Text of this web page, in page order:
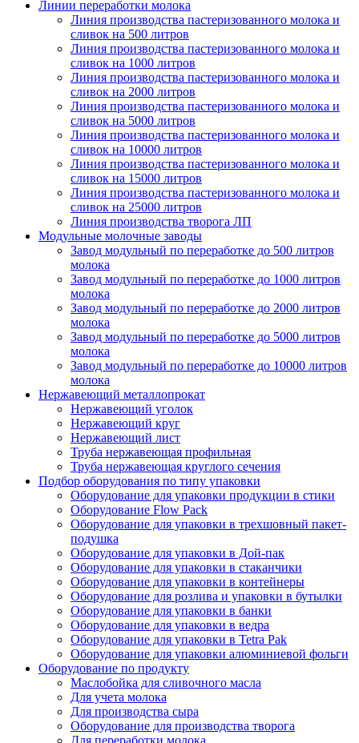
Линии переработки молока
Линия производства пастеризованного молока и
сливок на 500 литров
Линия производства пастеризованного молока и
сливок на 1000 литров
Линия производства пастеризованного молока и
сливок на 2000 литров
Линия производства пастеризованного молока и
сливок на 5000 литров
Линия производства пастеризованного молока и
сливок на 10000 литров
Линия производства пастеризованного молока и
сливок на 15000 литров
Линия производства пастеризованного молока и
сливок на 25000 литров
Линия производства творога ЛП
Модульные молочные заводы
Завод модульный по переработке до 500 литров
молока
Завод модульный по переработке до 1000 литров
молока
Завод модульный по переработке до 2000 литров
молока
Завод модульный по переработке до 5000 литров
молока
Завод модульный по переработке до 10000 литров
молока
Нержавеющий металлопрокат
Нержавеющий уголок
Нержавеющий круг
Нержавеющий лист
Труба нержавеющая профильная
Труба нержавеющая круглого сечения
Подбор оборудования по типу упаковки
Оборудование для упаковки продукции в стики
Оборудование Flow Pack
Оборудование для упаковки в трехшовный пакет-
подушка
Оборудование для упаковки в Дой-пак
Оборудование для упаковки в стаканчики
Оборудование для упаковки в контейнеры
Оборудование для розлива и упаковки в бутылки
Оборудование для упаковки в банки
Оборудование для упаковки в ведра
Оборудование для упаковки в Tetra Pak
Оборудование для упаковки алюминиевой фольги
Оборудование по продукту
Маслобойка для сливочного масла
Для учета молока
Для производства сыра
Оборудование для производства творога
Для переработки молока